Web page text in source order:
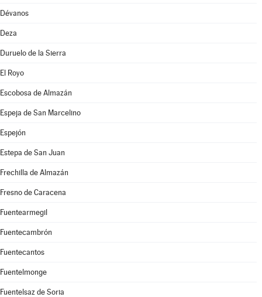
Dévanos
Deza
Duruelo de la Sierra
El Royo
Escobosa de Almazán
Espeja de San Marcelino
Espejón
Estepa de San Juan
Frechilla de Almazán
Fresno de Caracena
Fuentearmegil
Fuentecambrón
Fuentecantos
Fuentelmonge
Fuentelsaz de Soria